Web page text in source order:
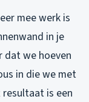
mee werk is
in je
dat we hoeven
in die we met
is een